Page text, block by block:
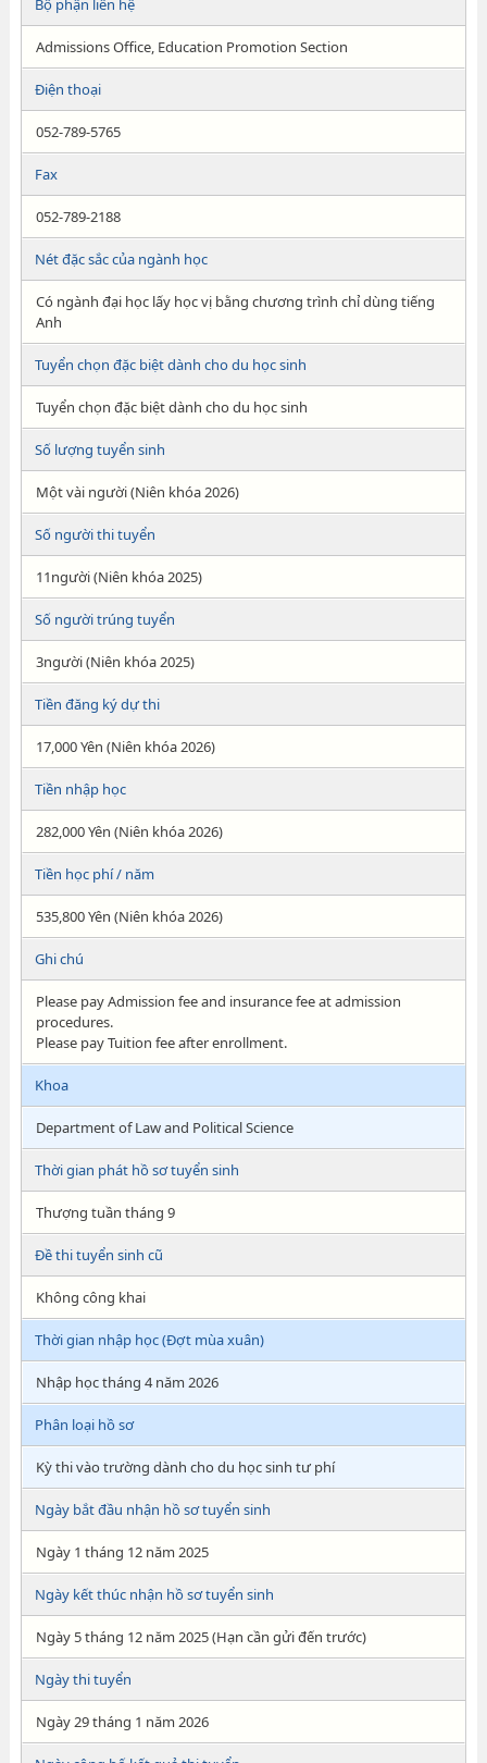
Bộ phận liên hệ
Admissions Office, Education Promotion Section
Điện thoại
052-789-5765
Fax
052-789-2188
Nét đặc sắc của ngành học
Có ngành đại học lấy học vị bằng chương trình chỉ dùng tiếng
Anh
Tuyển chọn đặc biệt dành cho du học sinh
Tuyển chọn đặc biệt dành cho du học sinh
Số lượng tuyển sinh
Một vài người (Niên khóa 2026)
Số người thi tuyển
11người (Niên khóa 2025)
Số người trúng tuyển
3người (Niên khóa 2025)
Tiền đăng ký dự thi
17,000 Yên (Niên khóa 2026)
Tiền nhập học
282,000 Yên (Niên khóa 2026)
Tiền học phí / năm
535,800 Yên (Niên khóa 2026)
Ghi chú
Please pay Admission fee and insurance fee at admission
procedures.
Please pay Tuition fee after enrollment.
Khoa
Department of Law and Political Science
Thời gian phát hồ sơ tuyển sinh
Thượng tuần tháng 9
Đề thi tuyển sinh cũ
Không công khai
Thời gian nhập học (Đợt mùa xuân)
Nhập học tháng 4 năm 2026
Phân loại hồ sơ
Kỳ thi vào trường dành cho du học sinh tư phí
Ngày bắt đầu nhận hồ sơ tuyển sinh
Ngày 1 tháng 12 năm 2025
Ngày kết thúc nhận hồ sơ tuyển sinh
Ngày 5 tháng 12 năm 2025 (Hạn cần gửi đến trước)
Ngày thi tuyển
Ngày 29 tháng 1 năm 2026